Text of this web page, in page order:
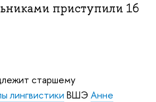
приступили 16
старшему
лингвистики ВШЭ Анне